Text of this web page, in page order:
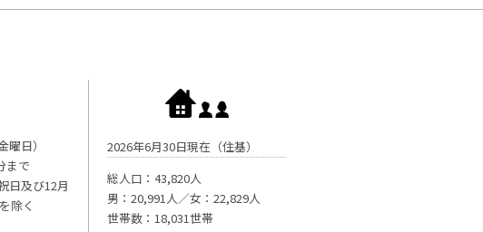
日）
まで
日及び12月
除く
2026年6月30日現在（住基）
総人口：43,820人
男：20,991人／女：22,829人
世帯数：18,031世帯